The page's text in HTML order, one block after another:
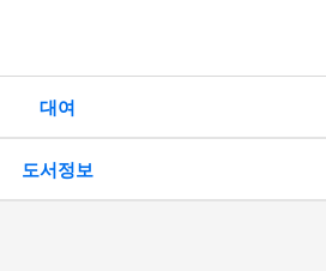
대여
도서정보